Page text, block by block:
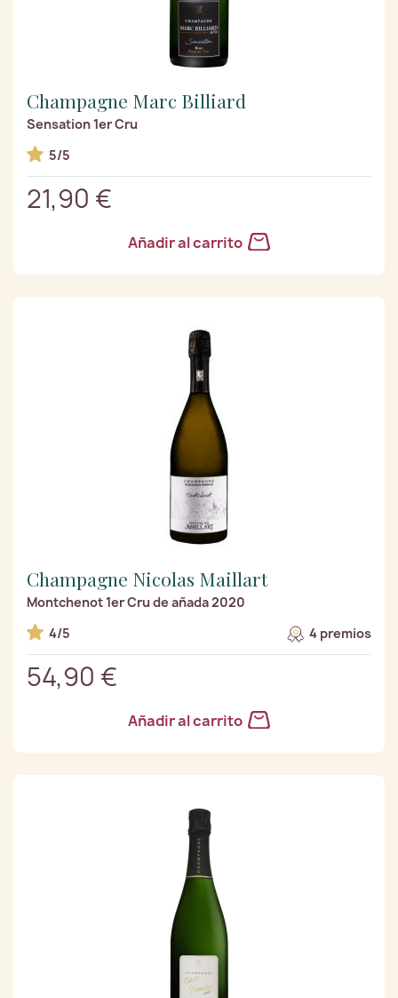
Champagne Marc Billiard
Sensation 1er Cru
5/5
21,90 €
Añadir al carrito
Champagne Nicolas Maillart
Montchenot 1er Cru de añada 2020
4/5
4 premios
54,90 €
Añadir al carrito